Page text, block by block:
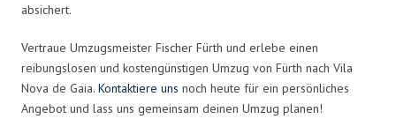
absichert.
Vertraue Umzugsmeister Fischer Fürth und erlebe einen
reibungslosen und kostengünstigen Umzug von Fürth nach Vila
Nova de Gaia. Kontaktiere uns noch heute für ein persönliches
Angebot und lass uns gemeinsam deinen Umzug planen!